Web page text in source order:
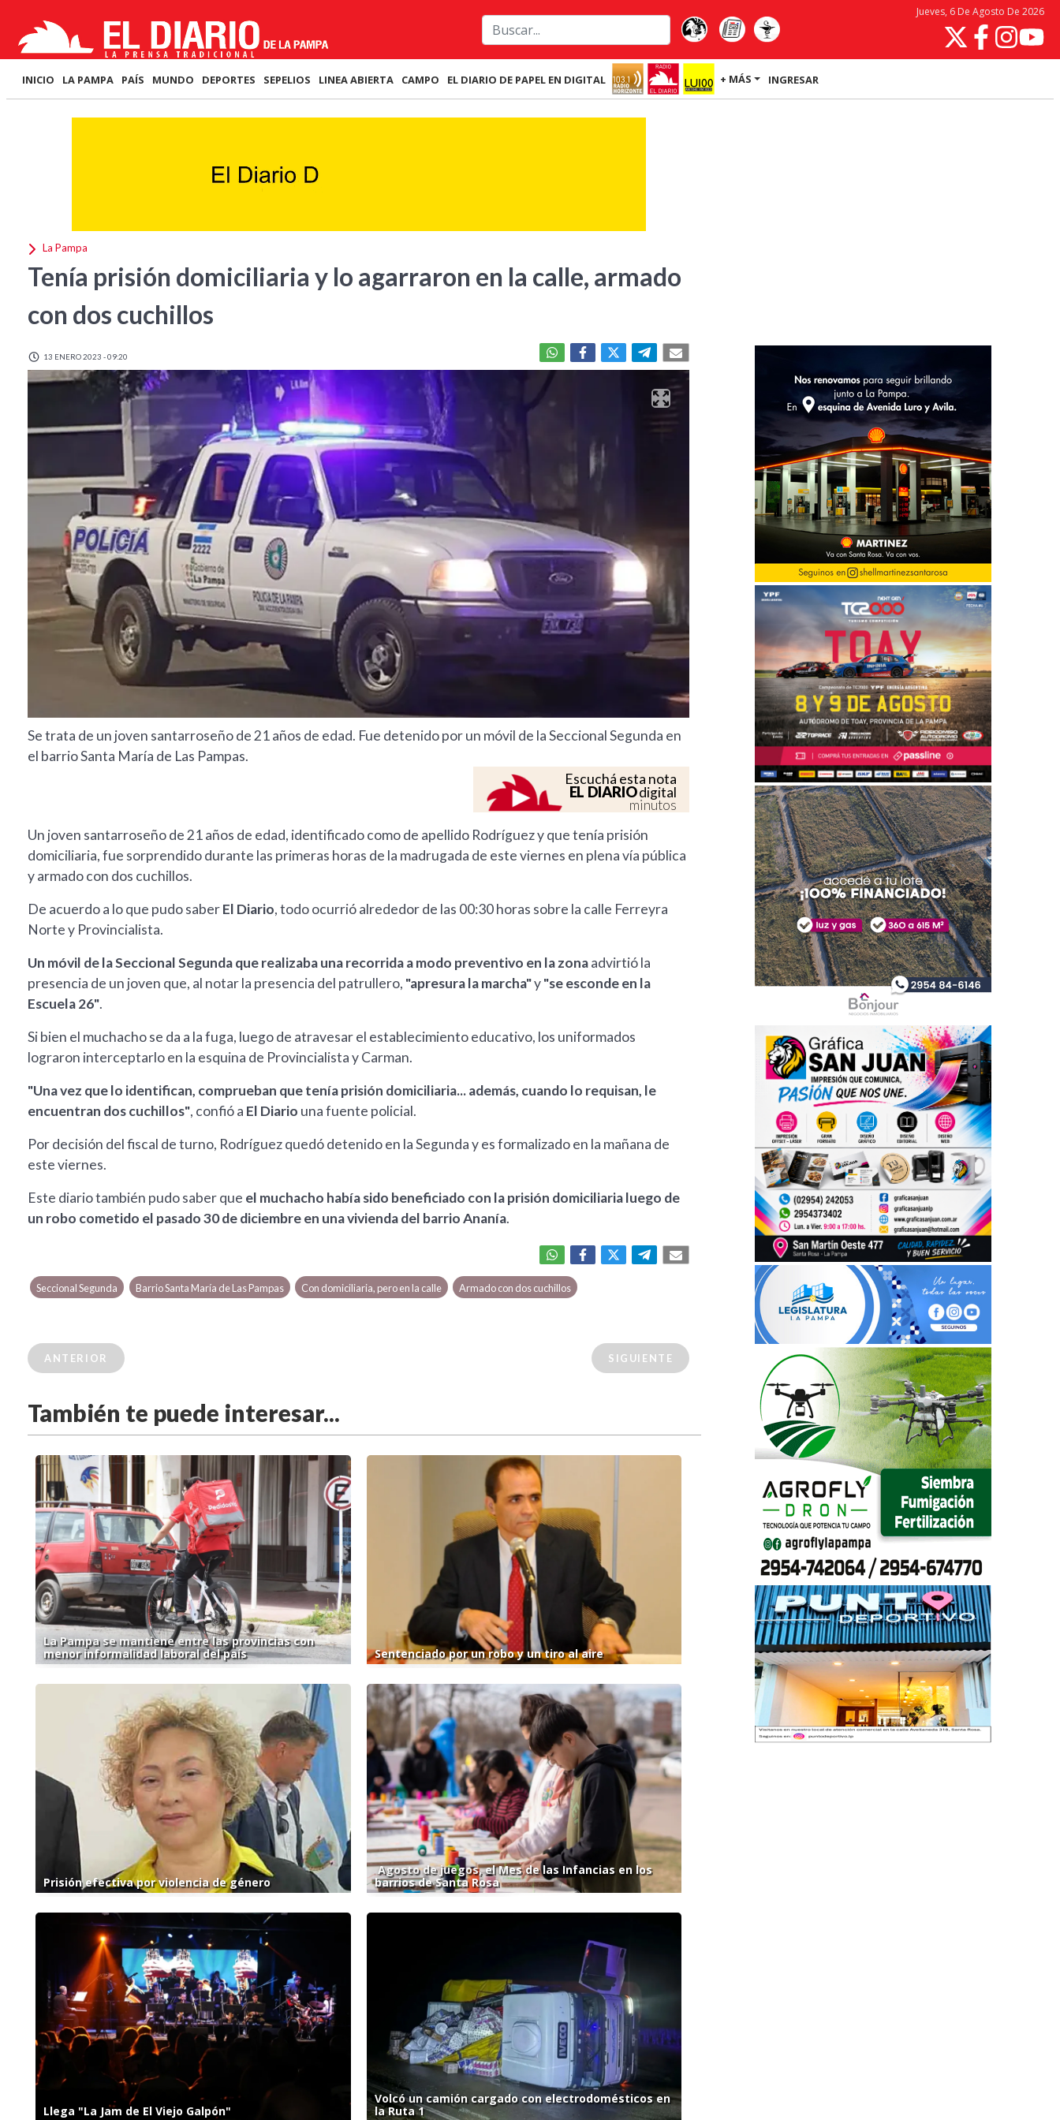
Jueves, 6 De Agosto De 2026
INICIO LA PAMPA PAÍS MUNDO DEPORTES SEPELIOS LINEA ABIERTA CAMPO EL DIARIO DE PAPEL EN DIGITAL + MÁS INGRESAR
La Pampa
Tenía prisión domiciliaria y lo agarraron en la calle, armado
con dos cuchillos
13 ENERO 2023 - 09:20
Se trata de un joven santarroseño de 21 años de edad. Fue detenido por un móvil de la Seccional Segunda en
el barrio Santa María de Las Pampas.
Escuchá esta nota
EL DIARIOdigital
minutos
Un joven santarroseño de 21 años de edad, identificado como de apellido Rodríguez y que tenía prisión
domiciliaria, fue sorprendido durante las primeras horas de la madrugada de este viernes en plena vía pública
y armado con dos cuchillos.
De acuerdo a lo que pudo saberEl Diario, todo ocurrió alrededor de las 00:30 horas sobre la calle Ferreyra
Norte y Provincialista.
Un móvil de la Seccional Segunda que realizaba una recorrida a modo preventivo en la zonaadvirtió la
presencia de un joven que, al notar la presencia del patrullero, "apresura la marcha"y"se esconde en la
Escuela 26".
Si bien el muchacho se da a la fuga, luego de atravesar el establecimiento educativo, los uniformados
lograron interceptarlo en la esquina de Provincialista y Carman.
"Una vez que lo identifican, comprueban que tenía prisión domiciliaria... además, cuando lo requisan, le
encuentran dos cuchillos", confió a El Diario una fuente policial.
Por decisión del fiscal de turno, Rodríguez quedó detenido en la Segunda y es formalizado en la mañana de
este viernes.
Este diario también pudo saber que el muchacho había sido beneficiado con la prisión domiciliaria luego de
un robo cometido el pasado 30 de diciembre en una vivienda del barrio Ananía.
Seccional Segunda Barrio Santa María de Las Pampas Con domiciliaria, pero en la calle Armado con dos cuchillos
ANTERIOR SIGUIENTE
También te puede interesar...
La Pampa se mantiene entre las provincias con
menor informalidad laboral del país
Sentenciado por un robo y un tiro al aire
Prisión efectiva por violencia de género
Agosto de juegos, el Mes de las Infancias en los
barrios de Santa Rosa
Llega "La Jam de El Viejo Galpón"
Volcó un camión cargado con electrodomésticos en
la Ruta 1